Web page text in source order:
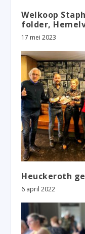
Welkoop
folder,
17 mei 2023
Heuckeroth
6 april 2022